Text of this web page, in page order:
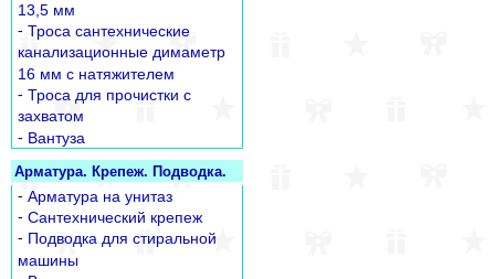
13,5 мм
- Троса сантехнические
канализационные димаметр
16 мм с натяжителем
- Троса для прочистки с
захватом
- Вантуза
Арматура. Крепеж. Подводка.
- Арматура на унитаз
- Сантехнический крепеж
- Подводка для стиральной
машины